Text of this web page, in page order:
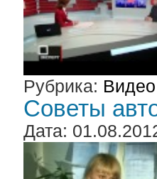
Рубрика: Видео
Советы
Дата: